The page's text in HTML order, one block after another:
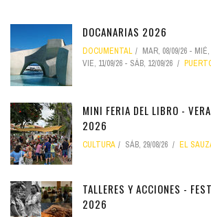
DOCANARIAS 2026
DOCUMENTAL MAR, 08/09/26 - MIÉ,
VIE, 11/09/26 - SÁB, 12/09/26
MINI FERIA DEL LIBRO -
2026
CULTURA SÁB, 29/08/26 EL
TALLERES Y ACCIONES -
2026